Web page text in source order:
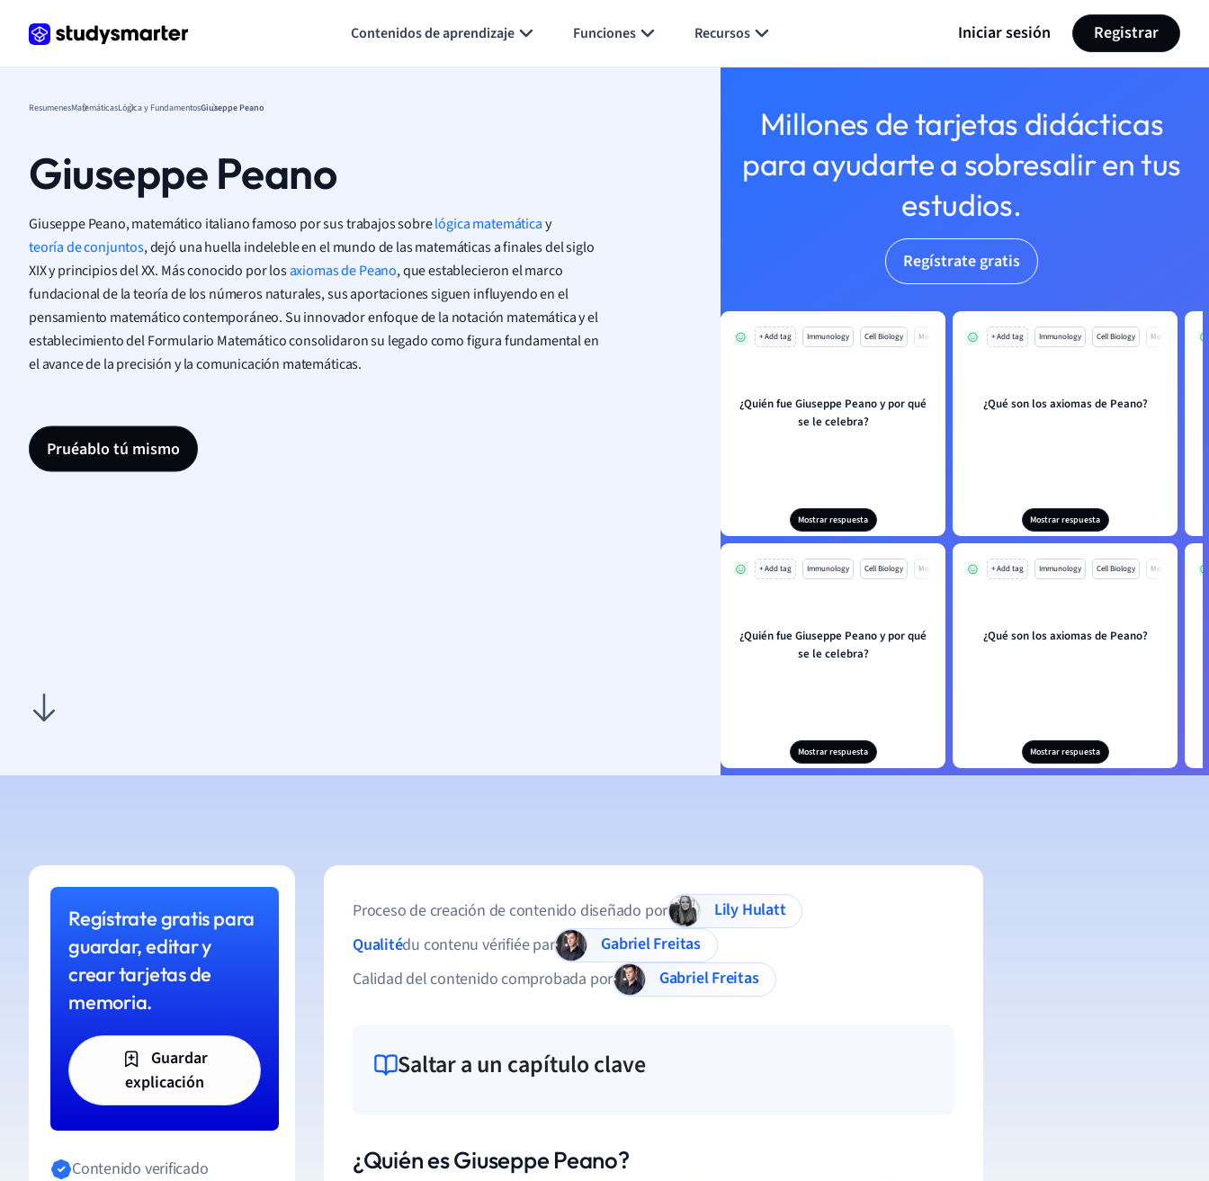
Contenidos de aprendizaje Funciones Recursos Iniciar sesión Registrar
ResumenesMatemáticasLógica y FundamentosGiuseppe Peano
Giuseppe Peano
Giuseppe Peano, matemático italiano famoso por sus trabajos sobrelógica matemáticay
teoría de conjuntos, dejó una huella indeleble en el mundo de las matemáticas a finales del siglo
XIX y principios del XX. Más conocido por losaxiomas de Peano, que establecieron el marco
fundacional de la teoría de los números naturales, sus aportaciones siguen influyendo en el
pensamiento matemático contemporáneo. Su innovador enfoque de la notación matemática y el
establecimiento del Formulario Matemático consolidaron su legado como figura fundamental en
el avance de la precisión y la comunicación matemáticas.
Pruéablo tú mismo
Millones de tarjetas didácticas
para ayudarte a sobresalir en tus
estudios.
Regístrate gratis
+ Add tag Immunology Cell Biology Mo
¿Quién fue Giuseppe Peano y por qué
se le celebra?
Mostrar respuesta
+ Add tag Immunology Cell Biology Mo
¿Qué son los axiomas de Peano?
Mostrar respuesta
+ Add tag Immunology Cell Biology Mo
¿Quién fue Giuseppe Peano y por qué
se le celebra?
Mostrar respuesta
+ Add tag Immunology Cell Biology Mo
¿Qué son los axiomas de Peano?
Mostrar respuesta
Regístrate gratis para
guardar, editar y
crear tarjetas de
memoria.
Guardar
explicación
Contenido verificado
Proceso de creación de contenido diseñado por
Lily Hulatt
Qualitédu contenu vérifiée par
Gabriel Freitas
Calidad del contenido comprobada por
Gabriel Freitas
Saltar a un capítulo clave
¿Quién es Giuseppe Peano?